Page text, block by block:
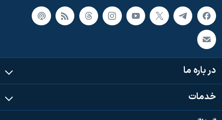
در باره ما
خدمات